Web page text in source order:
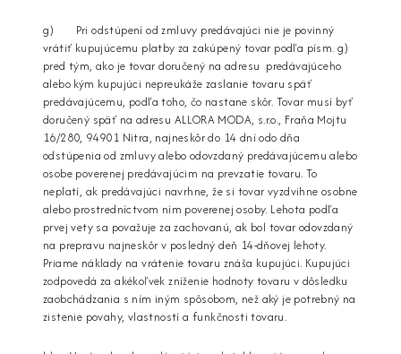
g) Pri odstúpení od zmluvy predávajúci nie je povinný
vrátiť kupujúcemu platby za zakúpený tovar podľa písm. g)
pred tým, ako je tovar doručený na adresu predávajúceho
alebo kým kupujúci nepreukáže zaslanie tovaru späť
predávajúcemu, podľa toho, čo nastane skôr. Tovar musí byť
doručený späť na adresu ALLORA MODA, s.r.o., Fraňa Mojtu
16/280, 94901 Nitra, najneskôr do 14 dní odo dňa
odstúpenia od zmluvy alebo odovzdaný predávajúcemu alebo
osobe poverenej predávajúcim na prevzatie tovaru. To
neplatí, ak predávajúci navrhne, že si tovar vyzdvihne osobne
alebo prostredníctvom ním poverenej osoby. Lehota podľa
prvej vety sa považuje za zachovanú, ak bol tovar odovzdaný
na prepravu najneskôr v posledný deň 14-dňovej lehoty.
Priame náklady na vrátenie tovaru znáša kupujúci. Kupujúci
zodpovedá za akékoľvek zníženie hodnoty tovaru v dôsledku
zaobchádzania s ním iným spôsobom, než aký je potrebný na
zistenie povahy, vlastností a funkčnosti tovaru.